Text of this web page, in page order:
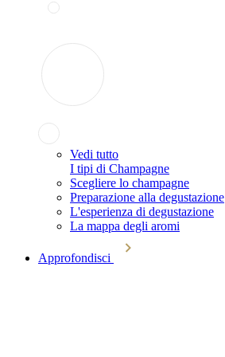
Vedi tutto
I tipi di Champagne
Scegliere lo champagne
Preparazione alla degustazione
L'esperienza di degustazione
La mappa degli aromi
Approfondisci